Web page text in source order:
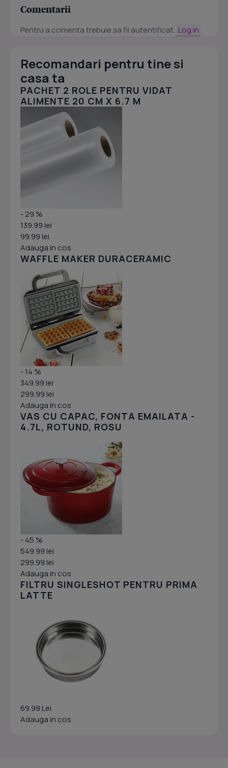
Comentarii
Pentru a comenta trebuie sa fii autentificat. Log in
Recomandari pentru tine si
casa ta
PACHET 2 ROLE PENTRU VIDAT
ALIMENTE 20 CM X 6.7 M
- 29 %
139.99 lei
99.99 lei
Adauga in cos
WAFFLE MAKER DURACERAMIC
- 14 %
349.99 lei
299.99 lei
Adauga in cos
VAS CU CAPAC, FONTA EMAILATA -
4.7L, ROTUND, ROSU
- 45 %
549.99 lei
299.99 lei
Adauga in cos
FILTRU SINGLESHOT PENTRU PRIMA
LATTE
69.99 Lei
Adauga in cos